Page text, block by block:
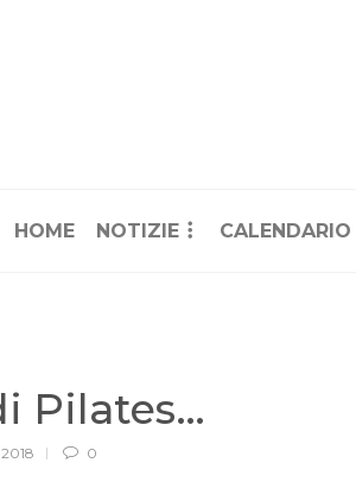
HOME NOTIZIE CALENDARIO
Pilates…
0